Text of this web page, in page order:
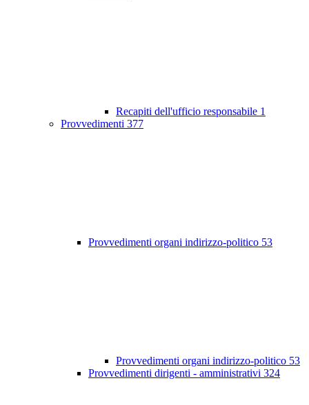
Recapiti dell'ufficio responsabile 1
Provvedimenti 377
Provvedimenti organi indirizzo-politico 53
Provvedimenti organi indirizzo-politico 53
Provvedimenti dirigenti - amministrativi 324